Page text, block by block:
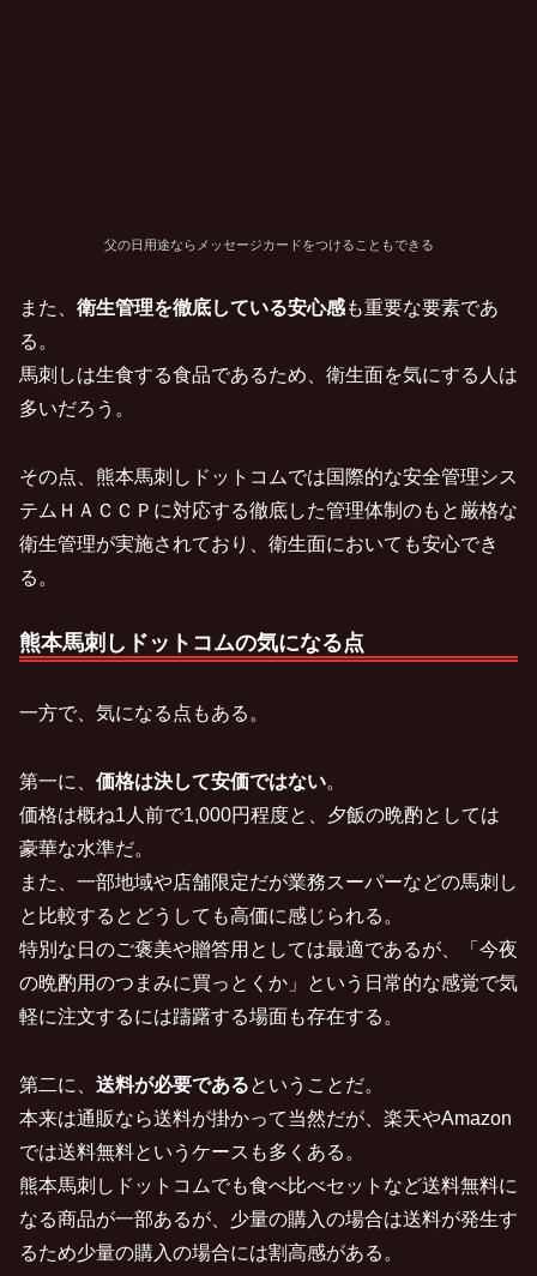
父の日用途ならメッセージカードをつけることもできる
また、 衛生管理を徹底している安心感も重要な要素であ
る。
馬刺しは生食する食品であるため、衛生面を気にする人は
多いだろう。
その点、熊本馬刺しドットコムでは国際的な安全管理シス
テムＨＡＣＣＰに対応する徹底した管理体制のもと厳格な
衛生管理が実施されており、衛生面においても安心でき
る。
熊本馬刺しドットコムの気になる点
一方で、気になる点もある。
第一に、 価格は決して安価ではない。
価格は概ね1人前で1,000円程度と、夕飯の晩酌としては
豪華な水準だ。
また、一部地域や店舗限定だが業務スーパーなどの馬刺し
と比較するとどうしても高価に感じられる。
特別な日のご褒美や贈答用としては最適であるが、「今夜
の晩酌用のつまみに買っとくか」という日常的な感覚で気
軽に注文するには躊躇する場面も存在する。
第二に、 送料が必要であるということだ。
本来は通販なら送料が掛かって当然だが、楽天やAmazon
では送料無料というケースも多くある。
熊本馬刺しドットコムでも食べ比べセットなど送料無料に
なる商品が一部あるが、少量の購入の場合は送料が発生す
るため少量の購入の場合には割高感がある。